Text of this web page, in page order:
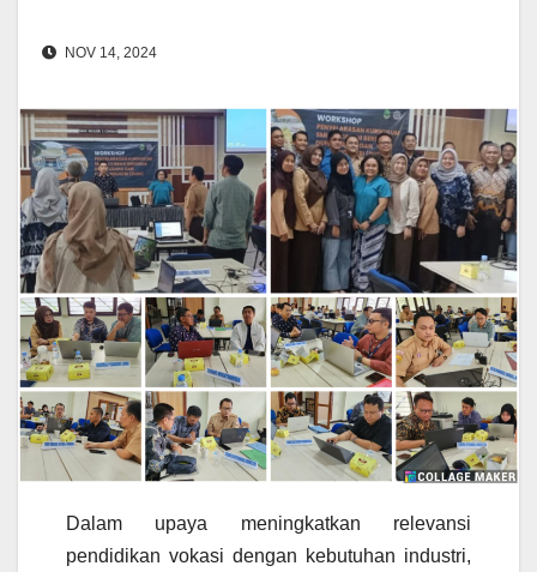
NOV 14, 2024
Dalam upaya meningkatkan relevansi
pendidikan vokasi dengan kebutuhan industri,